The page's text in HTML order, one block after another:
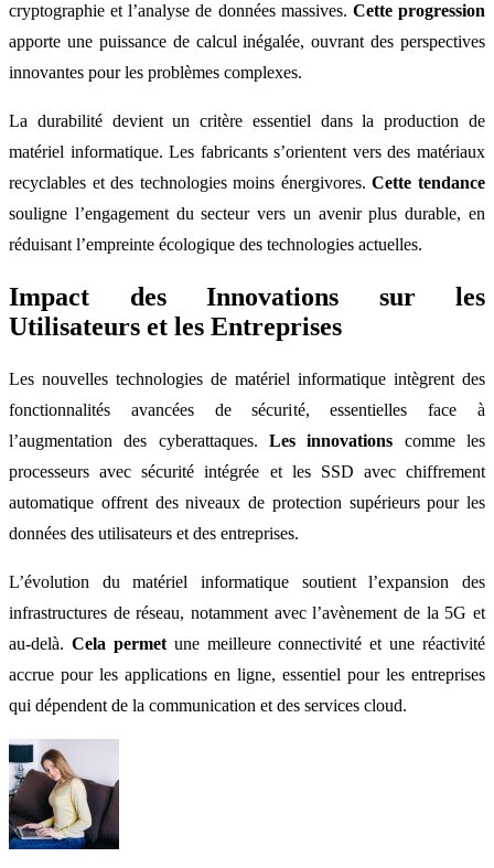
cryptographie et l’analyse de données massives. Cette progression
apporte une puissance de calcul inégalée, ouvrant des perspectives
innovantes pour les problèmes complexes.
La durabilité devient un critère essentiel dans la production de
matériel informatique. Les fabricants s’orientent vers des matériaux
recyclables et des technologies moins énergivores.Cette tendance
souligne l’engagement du secteur vers un avenir plus durable, en
réduisant l’empreinte écologique des technologies actuelles.
Impact des Innovations sur les
Utilisateurs et les Entreprises
Les nouvelles technologies de matériel informatique intègrent des
fonctionnalités avancées de sécurité, essentielles face à
l’augmentation des cyberattaques. Les innovations comme les
processeurs avec sécurité intégrée et les SSD avec chiffrement
automatique offrent des niveaux de protection supérieurs pour les
données des utilisateurs et des entreprises.
L’évolution du matériel informatique soutient l’expansion des
infrastructures de réseau, notamment avec l’avènement de la 5G et
au-delà. Cela permetune meilleure connectivité et une réactivité
accrue pour les applications en ligne, essentiel pour les entreprises
qui dépendent de la communication et des services cloud.